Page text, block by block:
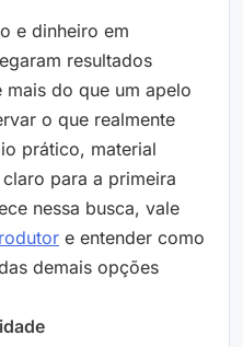
e dinheiro em
resultados
do que um apelo
o que realmente
prático, material
para a primeira
nessa busca, vale
e entender como
demais opções